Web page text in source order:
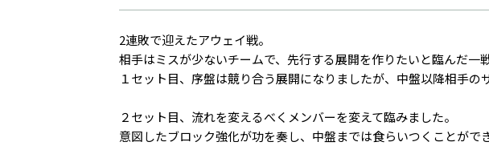
2連敗で迎えたアウェイ戦。
相手はミスが少ないチームで、先行する展開を作りたいと臨んだ一
１セット目、序盤は競り合う展開になりましたが、中盤以降相手の
２セット目、流れを変えるべくメンバーを変えて臨みました。
意図したブロック強化が功を奏し、中盤までは食らいつくことが